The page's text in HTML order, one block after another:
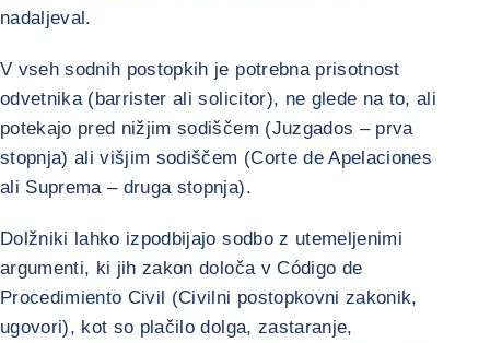
nadaljeval.
V vseh sodnih postopkih je potrebna prisotnost
odvetnika (barrister ali solicitor), ne glede na to, ali
potekajo pred nižjim sodiščem (Juzgados – prva
stopnja) ali višjim sodiščem (Corte de Apelaciones
ali Suprema – druga stopnja).
Dolžniki lahko izpodbijajo sodbo z utemeljenimi
argumenti, ki jih zakon določa v Código de
Procedimiento Civil (Civilni postopkovni zakonik,
ugovori), kot so plačilo dolga, zastaranje,